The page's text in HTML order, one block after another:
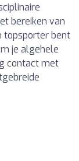
bereiken van
topsporter bent
je algehele
contact met